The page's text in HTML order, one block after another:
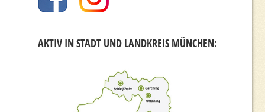
AKTIV IN STADT UND LANDKREIS MÜNCHEN: